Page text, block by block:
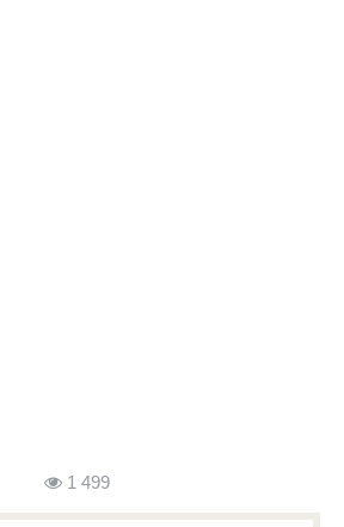
1 499